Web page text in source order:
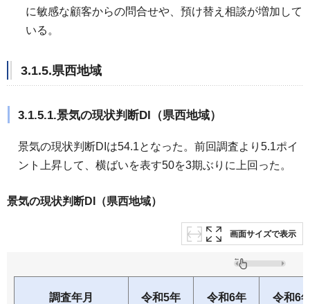
に敏感な顧客からの問合せや、預け替え相談が増加して
いる。
3.1.5.県西地域
3.1.5.1.景気の現状判断DI（県西地域）
景気の現状判断DIは54.1となった。前回調査より5.1ポイ
ント上昇して、横ばいを表す50を3期ぶりに上回った。
景気の現状判断DI（県西地域）
画面サイズで表示
調査年月
令和5年
令和6年
令和6